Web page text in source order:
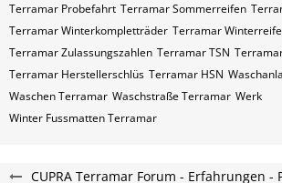
Terramar Probefahrt Terramar Sommerreifen
Terramar Winterkompletträder Terramar
Terramar Zulassungszahlen Terramar​​​​ TSN
Terramar​​​​​ Herstellerschlüs Terramar​​​​​ HSN
Waschen Terramar Waschstraße Terramar Werk
Winter Fussmatten Terramar
CUPRA Terramar Forum - Erfahrungen -